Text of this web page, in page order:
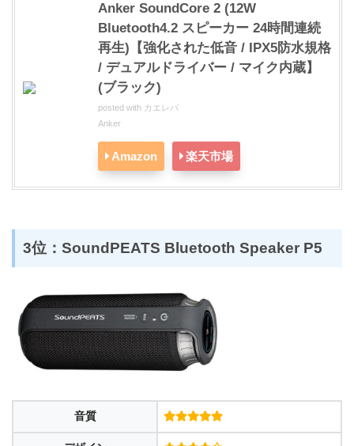
Anker SoundCore 2 (12W
Bluetooth4.2 スピーカー 24時間連続
再生)【強化された低音 / IPX5防水規格
/ デュアルドライバー / マイク内蔵】
(ブラック)
posted with カエレバ
Anker
Amazon 楽天市場
3位：SoundPEATS Bluetooth Speaker P5
音質